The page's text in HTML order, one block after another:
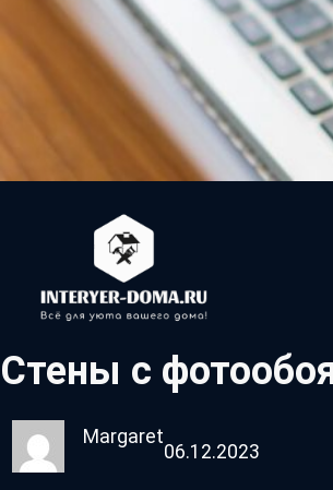
Стены с
Margaret
06.12.2023